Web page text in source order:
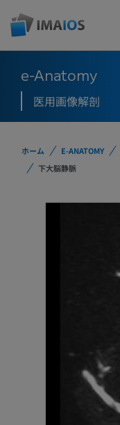
e-Anatomy
医用画像解剖
ホーム E-ANATOMY
下大脳静脈